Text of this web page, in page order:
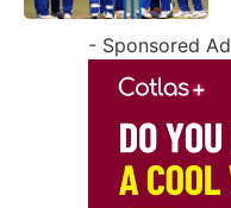
- Sponsored